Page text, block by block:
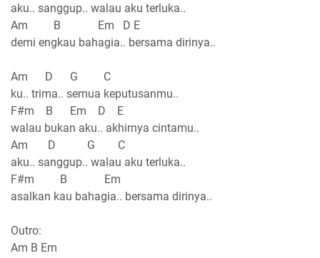
aku.. sanggup.. walau aku terluka..
Am B Em D E
demi engkau bahagia.. bersama dirinya..
Am D G C
ku.. trima.. semua keputusanmu..
F#m B Em D E
walau bukan aku.. akhirnya cintamu..
Am D G C
aku.. sanggup.. walau aku terluka..
F#m B Em
asalkan kau bahagia.. bersama dirinya..
Outro:
Am B Em